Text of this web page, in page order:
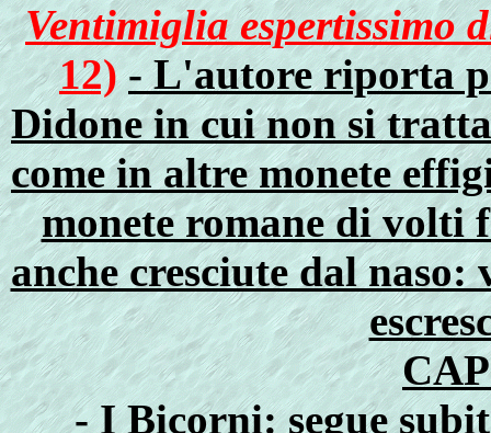
Ventimiglia espertissimo
12) - L'autore riporta
Didone in cui non si
come in altre monete
monete romane di volti
anche cresciute dal
- I Bicorni: segue